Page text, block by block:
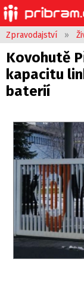
Zpravodajství »
Kovohutě
kapacitu
baterií